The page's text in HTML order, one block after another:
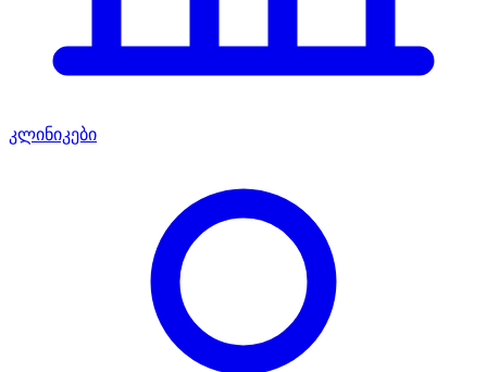
კლინიკები